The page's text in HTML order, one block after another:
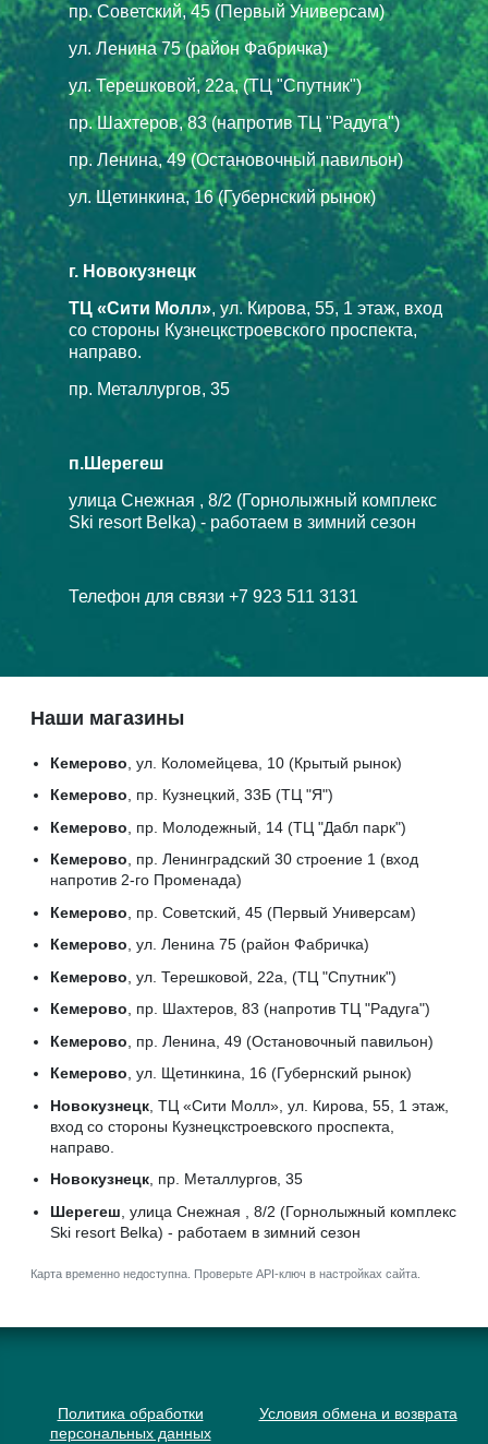
Наши магазины
Кемерово , ул. Коломейцева, 10 (Крытый рынок)
Кемерово, пр. Кузнецкий, 33Б (ТЦ "Я")
Кемерово , пр. Молодежный, 14 (ТЦ "Дабл парк")
Кемерово, пр. Ленинградский 30 строение 1 (вход
напротив 2-го Променада)
Кемерово , пр. Советский, 45 (Первый Универсам)
Кемерово, ул. Ленина 75 (район Фабричка)
Кемерово , ул. Терешковой, 22а, (ТЦ "Спутник")
Кемерово, пр. Шахтеров, 83 (напротив ТЦ "Радуга")
Кемерово , пр. Ленина, 49 (Остановочный павильон)
Кемерово, ул. Щетинкина, 16 (Губернский рынок)
Новокузнецк, ТЦ «Сити Молл», ул. Кирова, 55, 1 этаж,
вход со стороны Кузнецкстроевского проспекта,
направо.
Новокузнецк, пр. Металлургов, 35
Шерегеш , улица Снежная , 8/2 (Горнолыжный комплекс
Ski resort Belka) - работаем в зимний сезон
Карта временно недоступна. Проверьте API-ключ в настройках сайта.
пр. Советский, 45 (Первый Универсам)
ул. Ленина 75 (район Фабричка)
ул. Терешковой, 22а, (ТЦ "Спутник")
пр. Шахтеров, 83 (напротив ТЦ "Радуга")
пр. Ленина, 49 (Остановочный павильон)
ул. Щетинкина, 16 (Губернский рынок)
г. Новокузнецк
ТЦ «Сити Молл», ул. Кирова, 55, 1 этаж, вход
со стороны Кузнецкстроевского проспекта,
направо.
пр. Металлургов, 35
п.Шерегеш
улица Снежная , 8/2 (Горнолыжный комплекс
Ski resort Belka) - работаем в зимний сезон
Телефон для связи +7 923 511 3131
Политика обработки
персональных данных
Условия обмена и возврата